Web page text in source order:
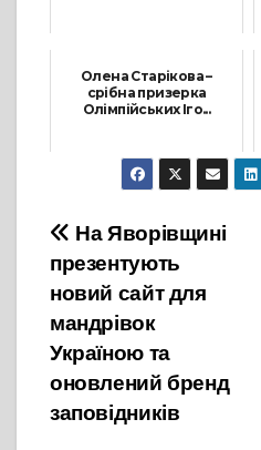
Олена Старікова –
срібна призерка
Олімпійських Іго...
8 Серпня, 2021
Навігація
записів
На Яворівщині
презентують
новий сайт для
мандрівок
Україною та
оновлений бренд
заповідників